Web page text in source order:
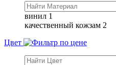
винил 1
качественный кожзам 2
Цвет